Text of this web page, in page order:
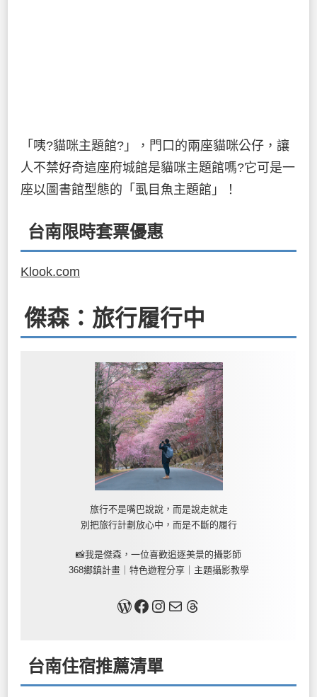
「咦?貓咪主題館?」，門口的兩座貓咪公仔，讓
人不禁好奇這座府城館是貓咪主題館嗎?它可是一
座以圖書館型態的「虱目魚主題館」！
台南限時套票優惠
Klook.com
傑森：旅行履行中
旅行不是嘴巴說說，而是說走就走
別把旅行計劃放心中，而是不斷的履行
📸我是傑森，一位喜歡追逐美景的攝影師
368鄉鎮計畫｜特色遊程分享｜主題攝影教學
關於我Facebook InstagramMail Threads
台南住宿推薦清單